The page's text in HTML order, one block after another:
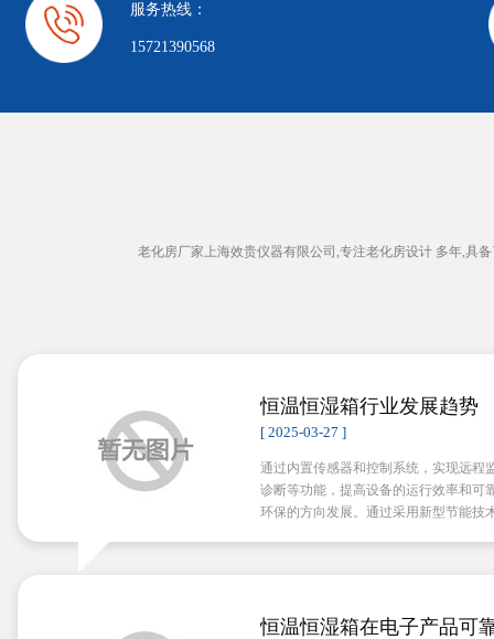
服务热线：
15721390568
老化房厂家上海效贵仪器有限公司,专注老化房设计 多年,具
恒温恒湿箱行业发展趋势
[ 2025-03-27 ]
通过内置传感器和控制系统，实现远程
诊断等功能，提高设备的运行效率和可
环保的方向发展。通过采用新型节能技
恒温恒湿箱在电子产品可